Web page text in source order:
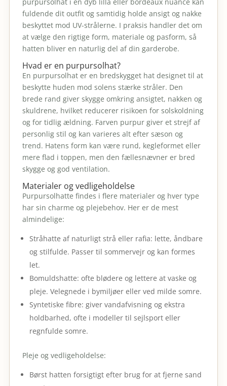
purpursolhat i en dyb lilla eller bordeaux nuance kan
fuldende dit outfit og samtidig holde ansigt og nakke
beskyttet mod UV-strålerne. I praksis handler det om
at vælge den rigtige form, materiale og pasform, så
hatten bliver en naturlig del af din garderobe.
Hvad er en purpursolhat?
En purpursolhat er en bredskygget hat designet til at
beskytte huden mod solens stærke stråler. Den
brede rand giver skygge omkring ansigtet, nakken og
skuldrene, hvilket reducerer risikoen for solskoldning
og for tidlig ældning. Farven purpur giver et strejf af
personlig stil og kan varieres alt efter sæson og
trend. Hatens form kan være rund, kegleformet eller
mere flad i toppen, men den fællesnævner er bred
skygge og god ventilation.
Materialer og vedligeholdelse
Purpursolhatte findes i flere materialer og hver type
har sin charme og plejebehov. Her er de mest
almindelige:
Stråhatte af naturligt strå eller rafia: lette, åndbare
og stilfulde. Passer til sommervejr og kan formes
let.
Bomuldshatte: ofte blødere og lettere at vaske og
pleje. Velegnede i bymiljøer eller ved milde somre.
Syntetiske fibre: giver vandafvisning og ekstra
holdbarhed, ofte i modeller til sejlsport eller
regnfulde somre.
Pleje og vedligeholdelse:
Børst hatten forsigtigt efter brug for at fjerne sand